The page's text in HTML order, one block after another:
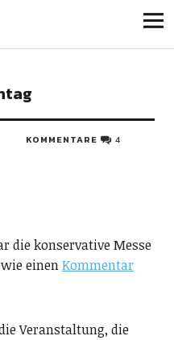
KOMMENTARE 4
die konservative Messe
einenKommentar
Veranstaltung, die